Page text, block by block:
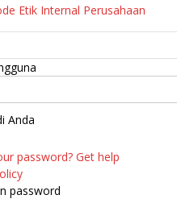
Etik Internal Perusahaan
Anda
password? Get help
password